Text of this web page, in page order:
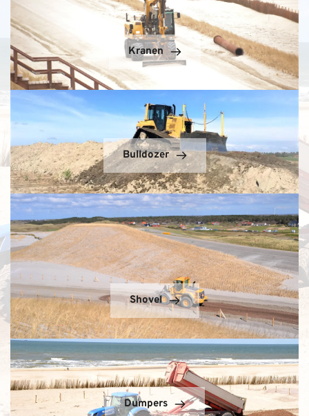
Kranen
Bulldozer
Shovel
Dumpers